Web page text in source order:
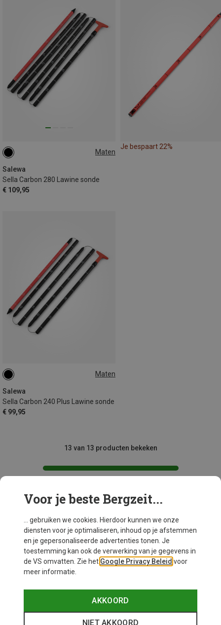
Maten
Salewa
Sella Carbon 280 Lawine sonde
€ 109,95
ONE SIZE
Je bespaart 22%
Maten
Salewa
Sella Carbon 240 Plus Lawine sonde
€ 99,95
ONE SIZE
13 van 13 producten bekeken
Mogelijk interessant voor je
Voor je beste Bergzeit...
... gebruiken we cookies. Hierdoor kunnen we onze
diensten voor je optimaliseren, inhoud op je afstemmen
en je gepersonaliseerde advertenties tonen. Je
toestemming kan ook de verwerking van je gegevens in
de VS omvatten. Zie het Google Privacy Beleid voor
meer informatie.
AKKOORD
NIET AKKOORD